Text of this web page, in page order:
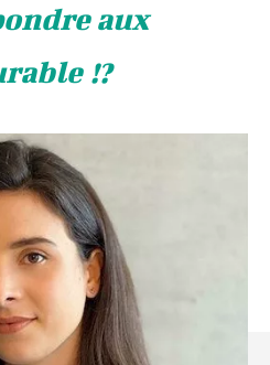
aux
!?